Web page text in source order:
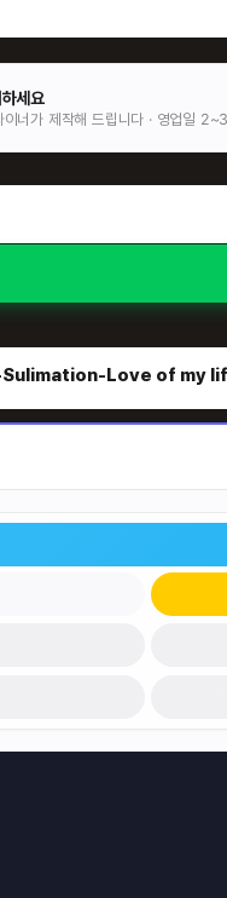
Love of my life
세요
이너가 제작해 드립니다 · 영업일